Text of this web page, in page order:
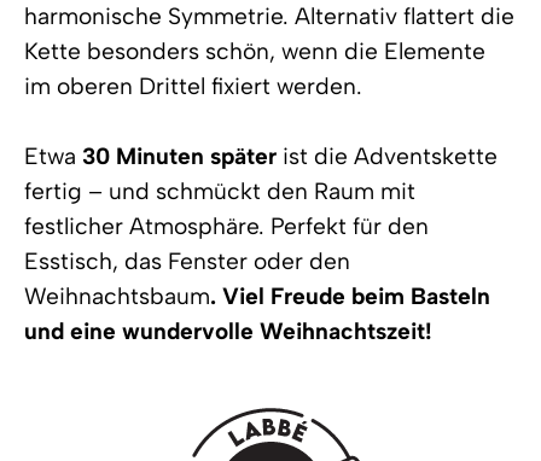
harmonische Symmetrie. Alternativ flattert die
Kette besonders schön, wenn die Elemente
im oberen Drittel fixiert werden.
Etwa 30 Minuten später ist die Adventskette
fertig – und schmückt den Raum mit
festlicher Atmosphäre. Perfekt für den
Esstisch, das Fenster oder den
Weihnachtsbaum. Viel Freude beim Basteln
und eine wundervolle Weihnachtszeit!